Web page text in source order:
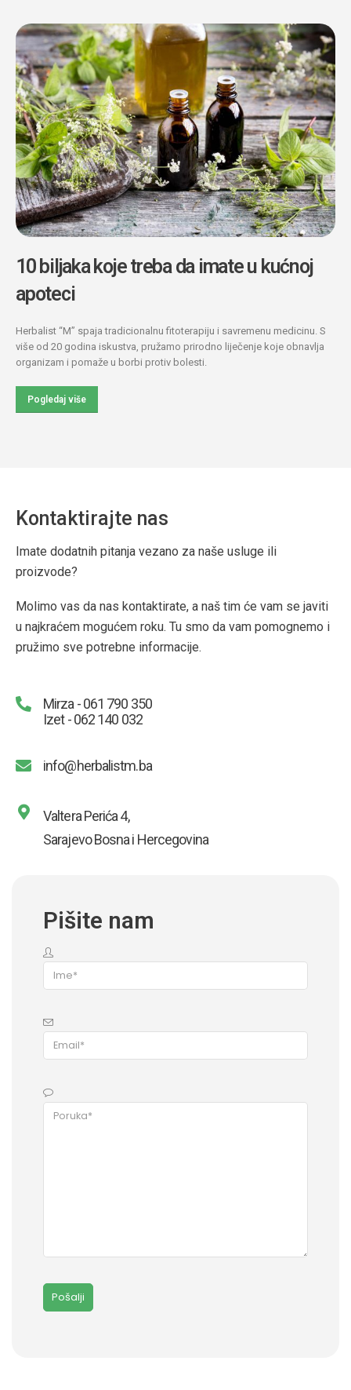
10 biljaka koje treba da imate u kućnoj
apoteci
Herbalist “M” spaja tradicionalnu fitoterapiju i savremenu medicinu. S
više od 20 godina iskustva, pružamo prirodno liječenje koje obnavlja
organizam i pomaže u borbi protiv bolesti.
Pogledaj više
Kontaktirajte nas
Imate dodatnih pitanja vezano za naše usluge ili
proizvode?
Molimo vas da nas kontaktirate, a naš tim će vam se javiti
u najkraćem mogućem roku. Tu smo da vam pomognemo i
pružimo sve potrebne informacije.
Mirza - 061 790 350
Izet - 062 140 032
info@herbalistm.ba
Valtera Perića 4,
Sarajevo Bosna i Hercegovina
Pišite nam